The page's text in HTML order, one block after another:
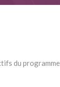
du programme